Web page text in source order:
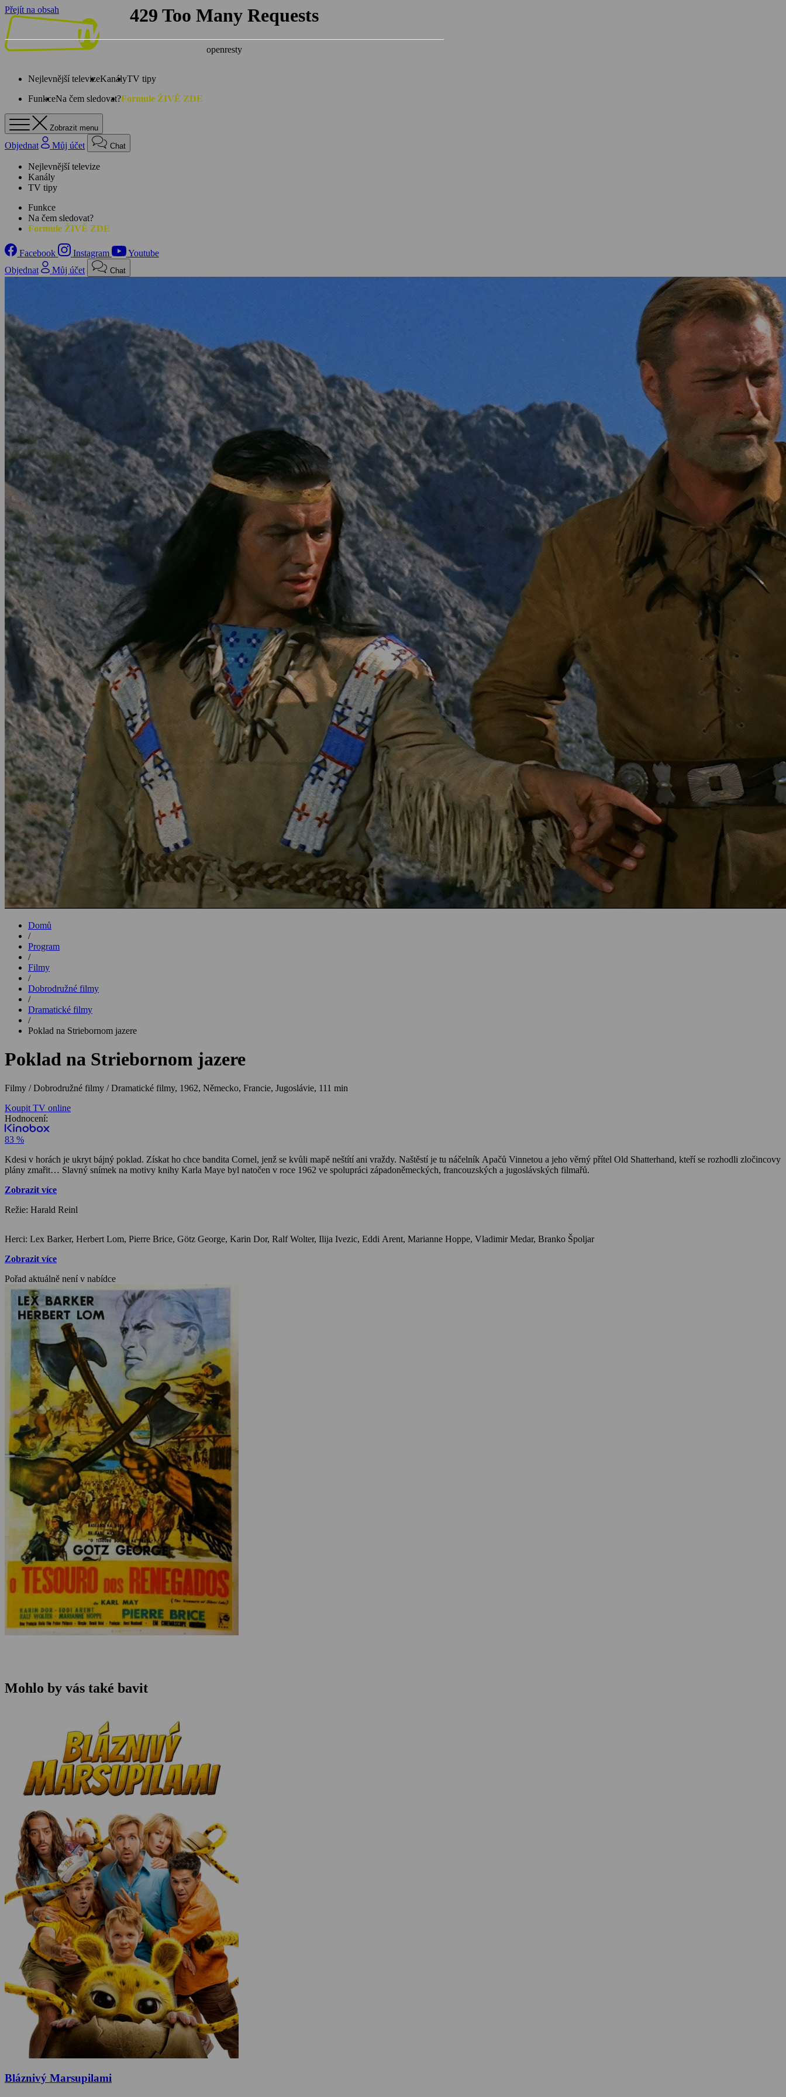
Přejít na obsah
Nejlevnější televizeKanályTV tipy
FunkceNa čem sledovat?Formule ŽIVĚ ZDE
Zobrazit menu
Objednat Můj účet Chat
Nejlevnější televize
Kanály
TV tipy
Funkce
Na čem sledovat?
Formule ŽIVĚ ZDE
Facebook Instagram
Youtube
Objednat
Můj účet Chat
Domů
/
Program
/
Filmy
/
Dobrodružné filmy
/
Dramatické filmy
/
Poklad na Striebornom jazere
Poklad na Striebornom jazere
Filmy / Dobrodružné filmy / Dramatické filmy, 1962, Německo, Francie, Jugoslávie, 111 min
Koupit TV online
Hodnocení:
83 %
Kdesi v horách je ukryt bájný poklad. Získat ho chce bandita Cornel, jenž se kvůli mapě neštítí ani vraždy. Naštěstí je tu náčelník Apačů Vinnetou a jeho věrný přítel Old Shatterhand, kteří se rozhodli zločincovy
plány zmařit… Slavný snímek na motivy knihy Karla Maye byl natočen v roce 1962 ve spolupráci západoněmeckých, francouzských a jugoslávských filmařů.
Zobrazit více
Režie: Harald Reinl
Herci: Lex Barker, Herbert Lom, Pierre Brice, Götz George, Karin Dor, Ralf Wolter, Ilija Ivezic, Eddi Arent, Marianne Hoppe, Vladimir Medar, Branko Špoljar
Zobrazit více
Pořad aktuálně není v nabídce
Mohlo by vás také bavit
Bláznivý Marsupilami